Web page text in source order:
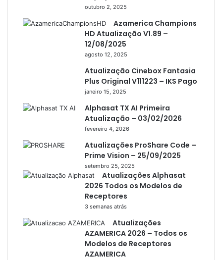
Atacado Games
Athomics
Athomics i3
Athomics i3 Bold
Athomics Inspire Qi
Athomics inspire Qi Compact
Athomics Inspire Qi Lite
Athomics S3
Athomics T3
AttoNet
outubro 2, 2025
Azamerica Champions
HD Atualização V1.89 –
12/08/2025
agosto 12, 2025
Atualização Cinebox Fantasia
Plus Original V111223 – IKS Pago
janeiro 15, 2025
Alphasat TX AI Primeira
Atualização – 03/02/2026
fevereiro 4, 2026
Atualizações ProShare Code –
Prime Vision – 25/09/2025
setembro 25, 2025
Atualizações Alphasat
2026 Todos os Modelos de
Receptores
3 semanas atrás
Atualizações
AZAMERICA 2026 – Todos os
Modelos de Receptores
AZAMERICA